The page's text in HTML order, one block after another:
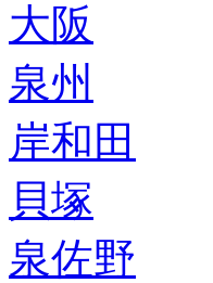
大阪
泉州
岸和田
貝塚
泉佐野